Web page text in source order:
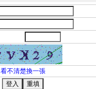
看不清楚換一張